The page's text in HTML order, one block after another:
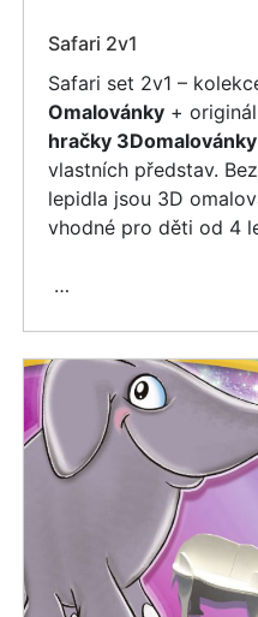
Safari 2v1
Safari set 2v1 –
Omalovánky +
hračky 3Domalovánky
vlastních představ.
lepidla jsou 3D
vhodné pro děti od 4
…